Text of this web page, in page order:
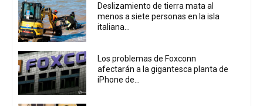
Deslizamiento de tierra mata al
menos a siete personas en la isla
italiana...
Los problemas de Foxconn
afectarán a la gigantesca planta de
iPhone de...